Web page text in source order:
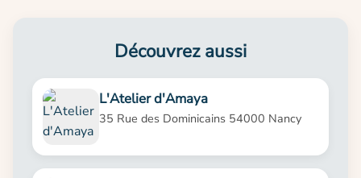
Découvrez aussi
L'Atelier d'Amaya
35 Rue des Dominicains 54000 Nancy